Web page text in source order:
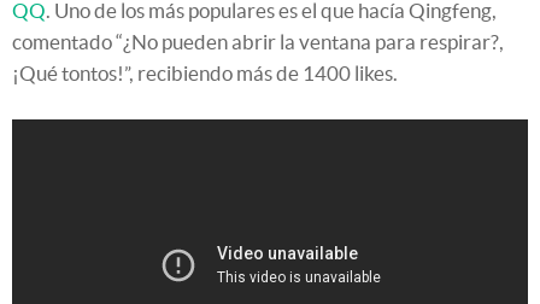
QQ . Uno de los más populares es el que hacía Qingfeng,
comentado “¿No pueden abrir la ventana para respirar?,
¡Qué tontos!”, recibiendo más de 1400 likes.